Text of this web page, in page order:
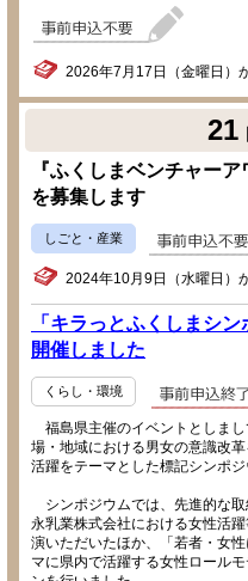
2026年7月17日（金曜日）
21
『ふくしまベンチャー
を募集します
しごと・産業
2024年10月9日（水曜日）
「キラっとふくしまシ
開催しました
くらし・環境
福島県主催のイベントとしま
場・地域における男女の意識改
活躍をテーマとした標記シンポジ
シンポジウムでは、先進的な
永乳業株式会社における女性活
演いただいたほか、「若者・女
マに県内で活躍する女性ロール